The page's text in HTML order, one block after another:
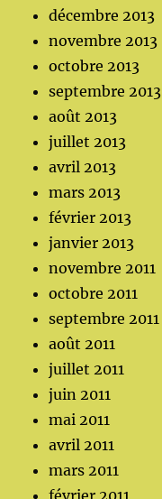
décembre 2013
novembre 2013
octobre 2013
septembre 2013
août 2013
juillet 2013
avril 2013
mars 2013
février 2013
janvier 2013
novembre 2011
octobre 2011
septembre 2011
août 2011
juillet 2011
juin 2011
mai 2011
avril 2011
mars 2011
février 2011